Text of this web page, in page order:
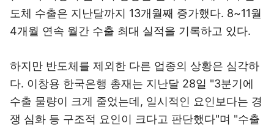
도체 수출은 지난달까지 13개월째 증가했다. 8~11월
4개월 연속 월간 수출 최대 실적을 기록하고 있다.
하지만 반도체를 제외한 다른 업종의 상황은 심각하
다. 이창용 한국은행 총재는 지난달 28일 "3분기에
수출 물량이 크게 줄었는데, 일시적인 요인보다는 경
쟁 심화 등 구조적 요인이 크다고 판단했다"며 "수출